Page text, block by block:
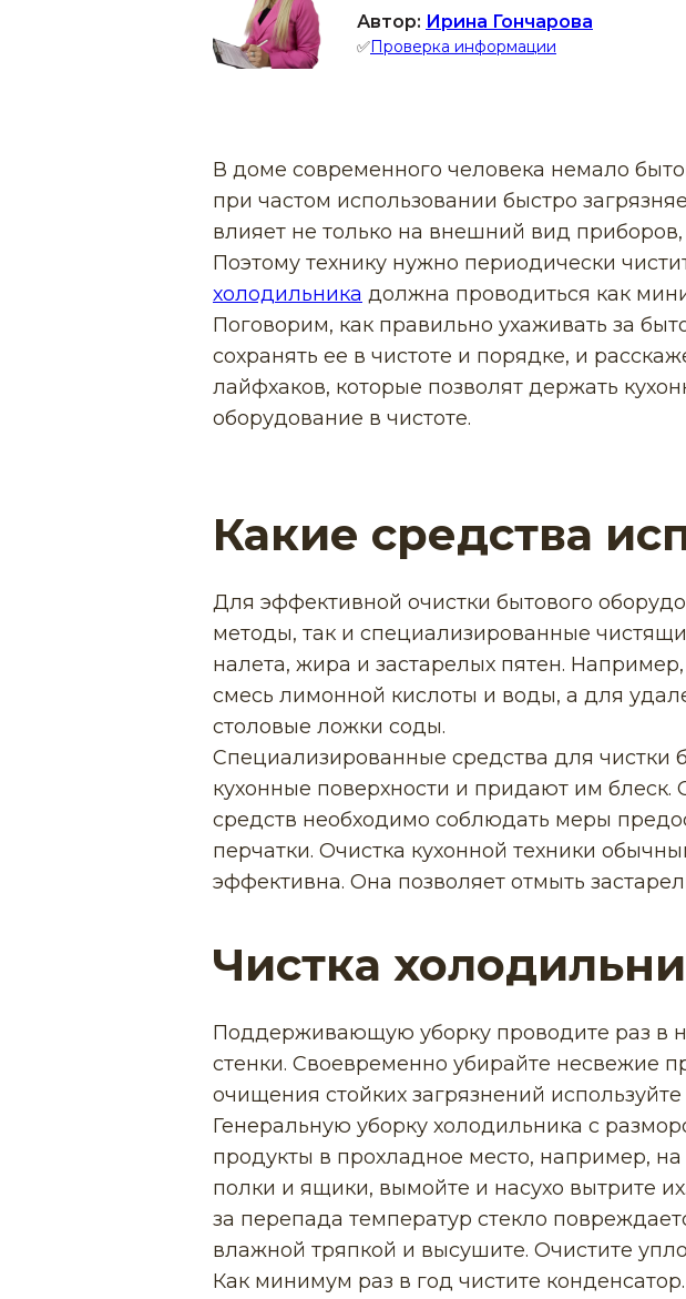
Автор: Ирина Гончарова
✅Проверка информации
В доме современного человека немало
при частом использовании быстро
влияет не только на внешний вид приборов,
Поэтому технику нужно периодически
холодильника должна проводиться как
Поговорим, как правильно ухаживать за
сохранять ее в чистоте и порядке, и
лайфхаков, которые позволят держать
оборудование в чистоте.
Какие средства
Для эффективной очистки бытового
методы, так и специализированные
налета, жира и застарелых пятен.
смесь лимонной кислоты и воды, а для
столовые ложки соды.
Специализированные средства для чистки
кухонные поверхности и придают им
средств необходимо соблюдать меры
перчатки. Очистка кухонной техники
эффективна. Она позволяет отмыть
Чистка
Поддерживающую уборку проводите раз в
стенки. Своевременно убирайте несвежие
очищения стойких загрязнений
Генеральную уборку холодильника с
продукты в прохладное место, например,
полки и ящики, вымойте и насухо вытрите
за перепада температур стекло
влажной тряпкой и высушите. Очистите
Как минимум раз в год чистите